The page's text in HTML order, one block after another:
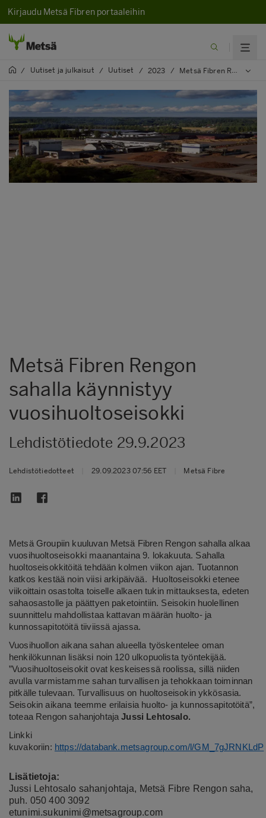
Kirjaudu Metsä Fibren portaaleihin
/ Uutiset ja julkaisut / Uutiset / 2023 / Metsä Fibren Rengon sahalla käynnistyy vuosihuoltoseisokki
Metsä Fibren Rengon
sahalla käynnistyy
vuosihuoltoseisokki
Lehdistötiedote 29.9.2023
Lehdistötiedotteet 29.09.2023 07:56 EET Metsä Fibre
Metsä Groupiin kuuluvan Metsä Fibren Rengon sahalla alkaa
vuosihuoltoseisokki maanantaina 9. lokakuuta. Sahalla
huoltoseisokkitöitä tehdään kolmen viikon ajan. Tuotannon
katkos kestää noin viisi arkipäivää. Huoltoseisokki etenee
viikoittain osastolta toiselle alkaen tukin mittauksesta, edeten
sahaosastolle ja päättyen paketointiin. Seisokin huolellinen
suunnittelu mahdollistaa kattavan määrän huolto- ja
kunnossapitotöitä tiiviissä ajassa.
Vuosihuollon aikana sahan alueella työskentelee oman
henkilökunnan lisäksi noin 120 ulkopuolista työntekijää.
”Vuosihuoltoseisokit ovat keskeisessä roolissa, sillä niiden
avulla varmistamme sahan turvallisen ja tehokkaan toiminnan
pitkälle tulevaan. Turvallisuus on huoltoseisokin ykkösasia.
Seisokin aikana teemme erilaisia huolto- ja kunnossapitotöitä”,
toteaa Rengon sahanjohtajaJussi Lehtosalo.
Linkki
kuvakoriin: https://databank.metsagroup.com/l/GM_7gJRNKLdP
Lisätietoja:
Jussi Lehtosalo sahanjohtaja, Metsä Fibre Rengon saha,
puh. 050 400 3092
etunimi.sukunimi@metsagroup.com